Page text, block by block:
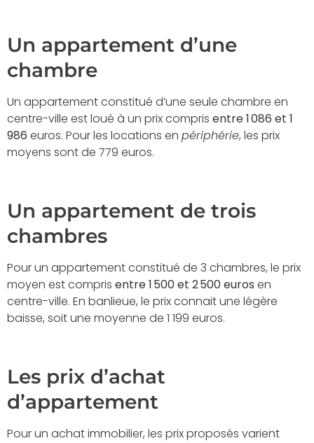
Un appartement d’une
chambre
Un appartement constitué d’une seule chambre en
centre-ville est loué à un prix compris entre 1 086 et 1
986 euros. Pour les locations en périphérie, les prix
moyens sont de 779 euros.
Un appartement de trois
chambres
Pour un appartement constitué de 3 chambres, le prix
moyen est compris entre 1 500 et 2 500 euros en
centre-ville. En banlieue, le prix connait une légère
baisse, soit une moyenne de 1 199 euros.
Les prix d’achat
d’appartement
Pour un achat immobilier, les prix proposés varient